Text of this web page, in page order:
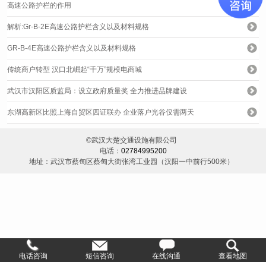
高速公路护栏的作用
解析:Gr-B-2E高速公路护栏含义以及材料规格
GR-B-4E高速公路护栏含义以及材料规格
传统商户转型 汉口北崛起“千万”规模电商城
武汉市汉阳区质监局：设立政府质量奖 全力推进品牌建设
东湖高新区比照上海自贸区四证联办 企业落户光谷仅需两天
©武汉大楚交通设施有限公司
电话： 02784995200
地址：武汉市蔡甸区蔡甸大街张湾工业园（汉阳一中前行500米）
电话咨询 短信咨询 在线沟通 查看地图